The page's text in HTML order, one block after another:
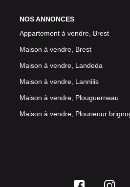
NOS ANNONCES
Appartement à vendre, Brest
Maison à vendre, Brest
Maison à vendre, Landeda
Maison à vendre, Lannilis
Maison à vendre, Plouguerneau
Maison à vendre, Plouneour